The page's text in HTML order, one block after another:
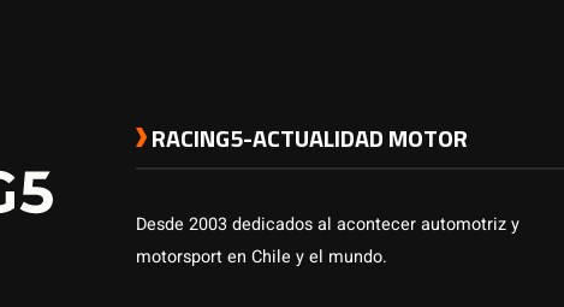
RACING5-ACTUALIDAD MOTOR
Desde 2003 dedicados al acontecer automotriz y
motorsport en Chile y el mundo.